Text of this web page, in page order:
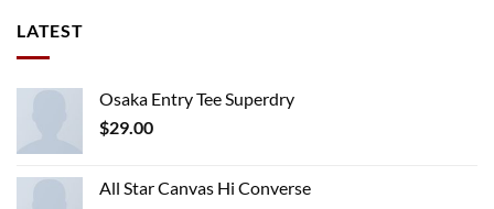
LATEST
Osaka Entry Tee Superdry
$29.00
All Star Canvas Hi Converse